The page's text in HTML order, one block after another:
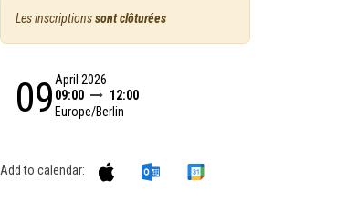
Les inscriptionssont clôturées
09 April 2026
09:00
12:00
Europe/Berlin
Add to calendar: